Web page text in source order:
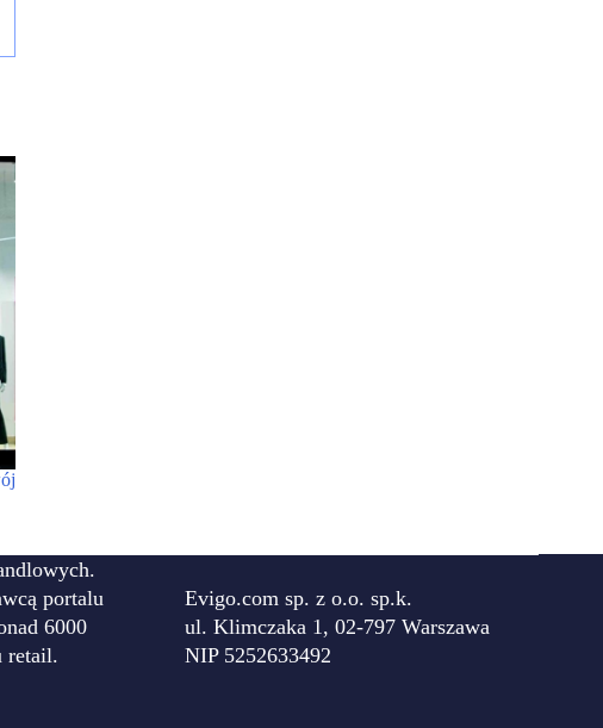
portalu
6000
retail.
Evigo.com sp. z o.o. sp.k.
ul. Klimczaka 1, 02-797 Warszawa
NIP 5252633492